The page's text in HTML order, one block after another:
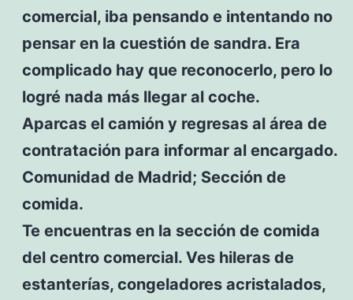
comercial, iba pensando e intentando no
pensar en la cuestión de sandra. Era
complicado hay que reconocerlo, pero lo
logré nada más llegar al coche.
Aparcas el camión y regresas al área de
contratación para informar al encargado.
Comunidad de Madrid; Sección de
comida.
Te encuentras en la sección de comida
del centro comercial. Ves hileras de
estanterías, congeladores acristalados,